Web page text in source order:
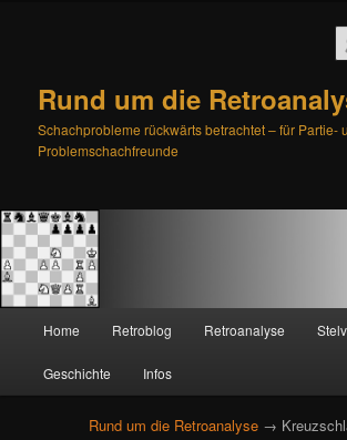
Rund um die
Schachprobleme rückwärts betrachtet – für Partie-
Problemschachfreunde
Zum
primären
Inhalt
Zum
sekundären
Inhalt
Home Retroblog Retroanalyse
Geschichte Infos
Rund um die Retroanalyse →